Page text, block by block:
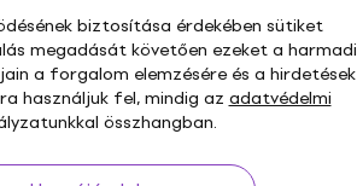
biztosítása érdekében sütiket
megadását követően ezeket a
a forgalom elemzésére és a hirdetések
használjuk fel, mindig az adatvédelmi
összhangban.